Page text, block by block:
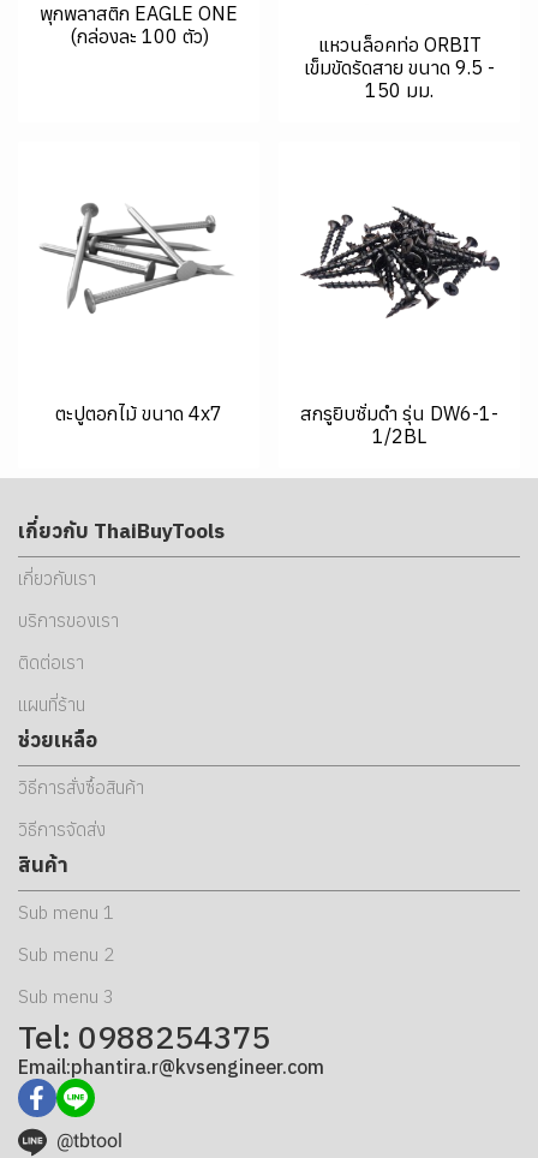
พุกพลาสติก EAGLE ONE
(กล่องละ 100 ตัว)
แหวนล็อคท่อ ORBIT
เข็มขัดรัดสาย ขนาด 9.5 -
150 มม.
ตะปูตอกไม้ ขนาด 4x7
สกรูยิบซั่มดำ รุ่น DW6-1-
1/2BL
เกี่ยวกับ ThaiBuyTools
เกี่ยวกับเรา
บริการของเรา
ติดต่อเรา
แผนที่ร้าน
ช่วยเหลือ
วิธีการสั่งซื้อสินค้า
วิธีการจัดส่ง
สินค้า
Sub menu 1
Sub menu 2
Sub menu 3
Tel: 0988254375
Email:phantira.r@kvsengineer.com
@tbtool